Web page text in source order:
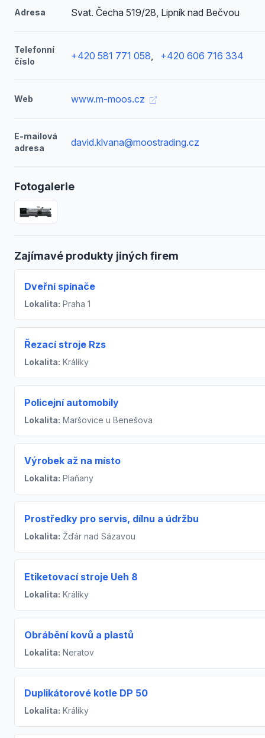
Adresa Svat. Čecha 519/28, Lipník nad Bečvou
Telefonní
číslo
+420 581 771 058, +420 606 716 334
Web www.m-moos.cz
E-mailová
adresa
david.klvana@moostrading.cz
Fotogalerie
Zajímavé produkty jiných firem
Dveřní spínače
Lokalita: Praha 1
Řezací stroje Rzs
Lokalita: Králíky
Policejní automobily
Lokalita: Maršovice u Benešova
Výrobek až na místo
Lokalita: Plaňany
Prostředky pro servis, dílnu a údržbu
Lokalita: Žďár nad Sázavou
Etiketovací stroje Ueh 8
Lokalita: Králíky
Obrábění kovů a plastů
Lokalita: Neratov
Duplikátorové kotle DP 50
Lokalita: Králíky